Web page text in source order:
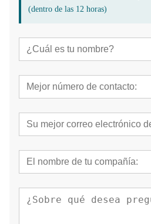
(dentro de las 12 horas)